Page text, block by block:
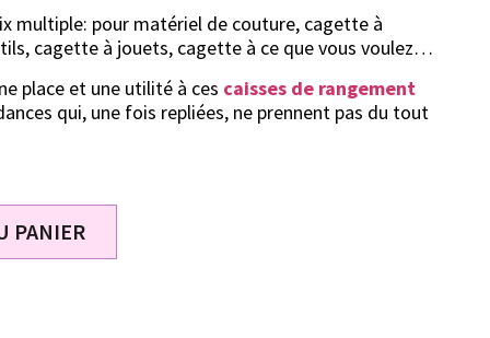
multiple: pour matériel de couture, cagette à
cagette à jouets, cagette à ce que vous voulez…
place et une utilité à ces caisses de rangement
qui, une fois repliées, ne prennent pas du tout
PANIER